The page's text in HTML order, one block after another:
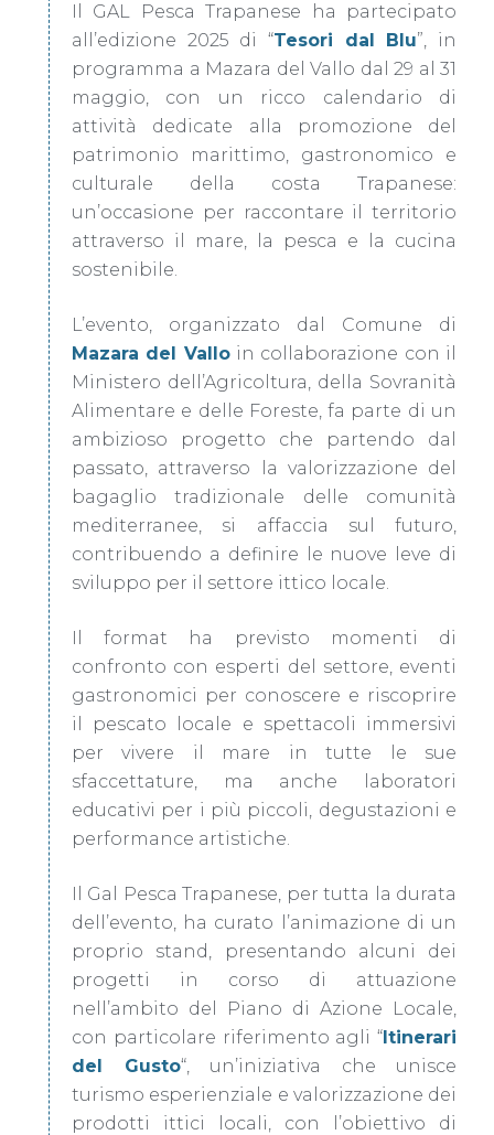
Il GAL Pesca Trapanese ha partecipato
all’edizione 2025 di “Tesori dal Blu”, in
programma a Mazara del Vallo dal 29 al 31
maggio, con un ricco calendario di
attività dedicate alla promozione del
patrimonio marittimo, gastronomico e
culturale della costa Trapanese:
un’occasione per raccontare il territorio
attraverso il mare, la pesca e la cucina
sostenibile.
L’evento, organizzato dal Comune di
Mazara del Valloin collaborazione con il
Ministero dell’Agricoltura, della Sovranità
Alimentare e delle Foreste, fa parte di un
ambizioso progetto che partendo dal
passato, attraverso la valorizzazione del
bagaglio tradizionale delle comunità
mediterranee, si affaccia sul futuro,
contribuendo a definire le nuove leve di
sviluppo per il settore ittico locale.
Il format ha previsto momenti di
confronto con esperti del settore, eventi
gastronomici per conoscere e riscoprire
il pescato locale e spettacoli immersivi
per vivere il mare in tutte le sue
sfaccettature, ma anche laboratori
educativi per i più piccoli, degustazioni e
performance artistiche.
Il Gal Pesca Trapanese, per tutta la durata
dell’evento, ha curato l’animazione di un
proprio stand, presentando alcuni dei
progetti in corso di attuazione
nell’ambito del Piano di Azione Locale,
con particolare riferimento agli “Itinerari
del Gusto“, un’iniziativa che unisce
turismo esperienziale e valorizzazione dei
prodotti ittici locali, con l’obiettivo di